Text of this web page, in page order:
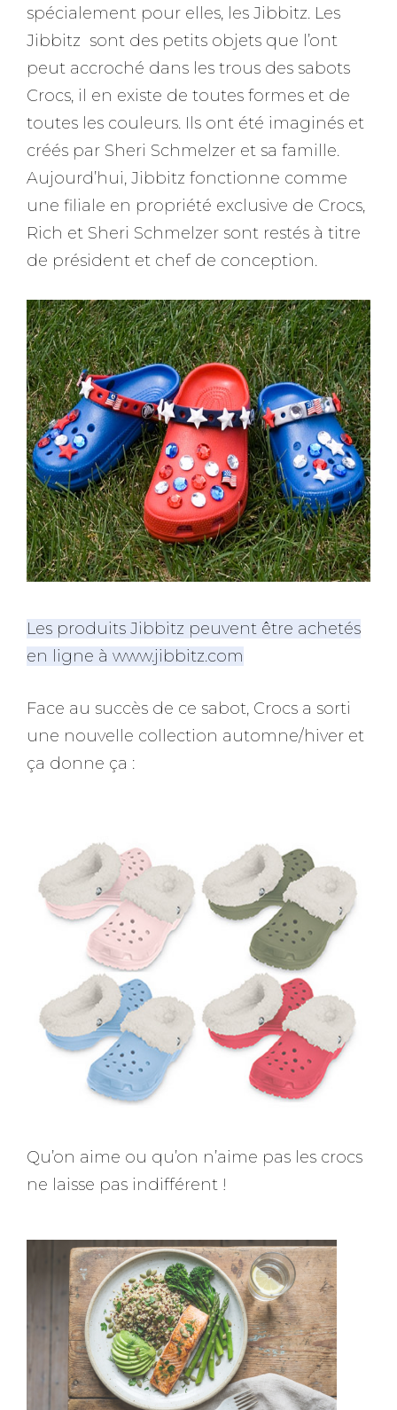
spécialement pour elles, les Jibbitz. Les
Jibbitz sont des petits objets que l’ont
peut accroché dans les trous des sabots
Crocs, il en existe de toutes formes et de
toutes les couleurs. Ils ont été imaginés et
créés par Sheri Schmelzer et sa famille.
Aujourd’hui, Jibbitz fonctionne comme
une filiale en propriété exclusive de Crocs,
Rich et Sheri Schmelzer sont restés à titre
de président et chef de conception.
Les produits Jibbitz peuvent être achetés
en ligne à www.jibbitz.com
Face au succès de ce sabot, Crocs a sorti
une nouvelle collection automne/hiver et
ça donne ça :
Qu’on aime ou qu’on n’aime pas les crocs
ne laisse pas indifférent !